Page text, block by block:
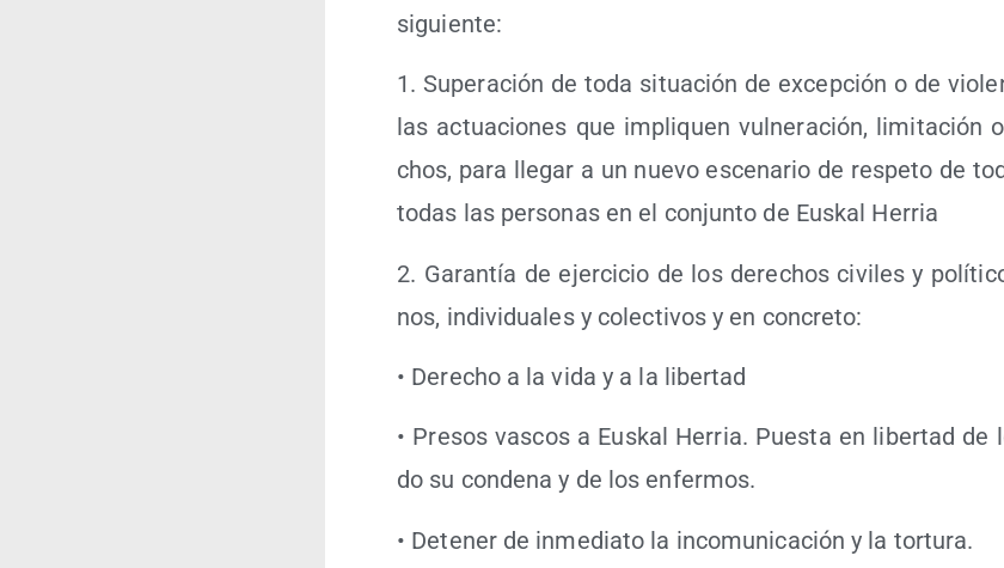
siguiente:
1. Supera­ción de toda situa­ción de excep­ción o de
las actua­cio­nes que impli­quen vul­ne­ra­ción, limi­ta­ción
chos, para lle­gar a un nue­vo esce­na­rio de res­pe­to de
todas las per­so­nas en el con­jun­to de Eus­kal Herria
2. Garan­tía de ejer­ci­cio de los dere­chos civi­les y
nos, indi­vi­dua­les y colec­ti­vos y en concreto:
• Dere­cho a la vida y a la libertad
• Pre­sos vas­cos a Eus­kal Herria. Pues­ta en liber­tad
do su con­de­na y de los enfermos.
• Dete­ner de inme­dia­to la inco­mu­ni­ca­ción y la tortura.